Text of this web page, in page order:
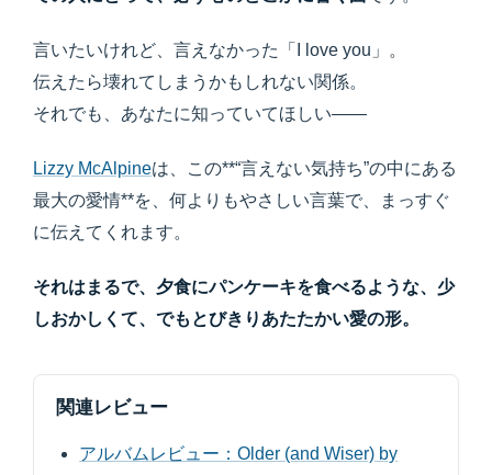
言いたいけれど、言えなかった「I love you」。
伝えたら壊れてしまうかもしれない関係。
それでも、あなたに知っていてほしい——
Lizzy McAlpineは、この**“言えない気持ち”の中にある
最大の愛情**を、何よりもやさしい言葉で、まっすぐ
に伝えてくれます。
それはまるで、夕食にパンケーキを食べるような、少
しおかしくて、でもとびきりあたたかい愛の形。
関連レビュー
アルバムレビュー：Older (and Wiser) by